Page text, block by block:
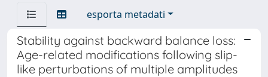
esporta metadati
Stability against backward balance loss:
Age-related modifications following slip-
like perturbations of multiple amplitudes